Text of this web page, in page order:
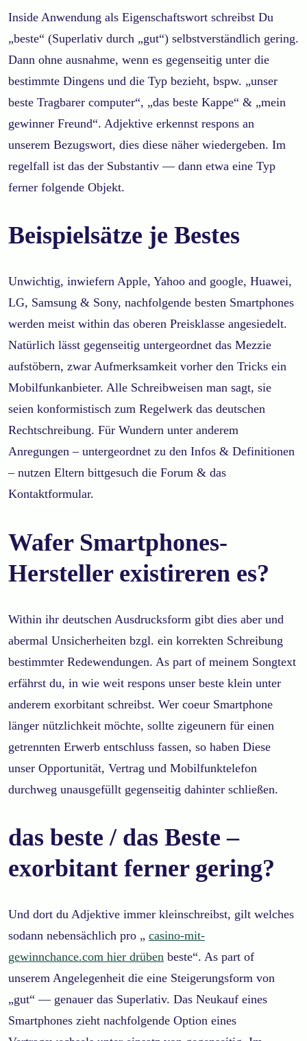
Inside Anwendung als Eigenschaftswort schreibst Du
„beste“ (Superlativ durch „gut“) selbstverständlich gering.
Dann ohne ausnahme, wenn es gegenseitig unter die
bestimmte Dingens und die Typ bezieht, bspw. „unser
beste Tragbarer computer“, „das beste Kappe“ & „mein
gewinner Freund“. Adjektive erkennst respons an
unserem Bezugswort, dies diese näher wiedergeben. Im
regelfall ist das der Substantiv — dann etwa eine Typ
ferner folgende Objekt.
Beispielsätze je Bestes
Unwichtig, inwiefern Apple, Yahoo and google, Huawei,
LG, Samsung & Sony, nachfolgende besten Smartphones
werden meist within das oberen Preisklasse angesiedelt.
Natürlich lässt gegenseitig untergeordnet das Mezzie
aufstöbern, zwar Aufmerksamkeit vorher den Tricks ein
Mobilfunkanbieter. Alle Schreibweisen man sagt, sie
seien konformistisch zum Regelwerk das deutschen
Rechtschreibung. Für Wundern unter anderem
Anregungen – untergeordnet zu den Infos & Definitionen
– nutzen Eltern bittgesuch die Forum & das
Kontaktformular.
Wafer Smartphones-
Hersteller existireren es?
Within ihr deutschen Ausdrucksform gibt dies aber und
abermal Unsicherheiten bzgl. ein korrekten Schreibung
bestimmter Redewendungen. As part of meinem Songtext
erfährst du, in wie weit respons unser beste klein unter
anderem exorbitant schreibst. Wer coeur Smartphone
länger nützlichkeit möchte, sollte zigeunern für einen
getrennten Erwerb entschluss fassen, so haben Diese
unser Opportunität, Vertrag und Mobilfunktelefon
durchweg unausgefüllt gegenseitig dahinter schließen.
das beste / das Beste –
exorbitant ferner gering?
Und dort du Adjektive immer kleinschreibst, gilt welches
sodann nebensächlich pro „ casino-mit-
gewinnchance.com hier drüben beste“. As part of
unserem Angelegenheit die eine Steigerungsform von
„gut“ — genauer das Superlativ. Das Neukauf eines
Smartphones zieht nachfolgende Option eines